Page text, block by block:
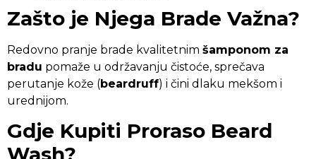
Zašto je Njega Brade Važna?
Redovno pranje brade kvalitetnim šamponom za
bradu pomaže u održavanju čistoće, sprečava
perutanje kože (beardruff) i čini dlaku mekšom i
urednijom.
Gdje Kupiti Proraso Beard
Wash?